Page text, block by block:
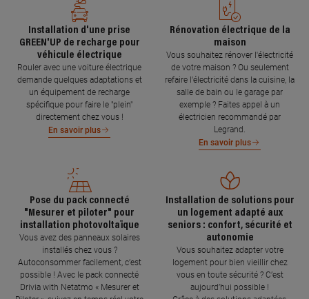
Installation d'une prise
GREEN'UP de recharge pour
véhicule électrique
Rouler avec une voiture électrique
demande quelques adaptations et
un équipement de recharge
spécifique pour faire le "plein"
directement chez vous !
En savoir plus
Rénovation électrique de la
maison
Vous souhaitez rénover l'électricité
de votre maison ? Ou seulement
refaire l'électricité dans la cuisine, la
salle de bain ou le garage par
exemple ? Faites appel à un
électricien recommandé par
Legrand.
En savoir plus
Pose du pack connecté
"Mesurer et piloter" pour
installation photovoltaïque
Vous avez des panneaux solaires
installés chez vous ?
Autoconsommer facilement, c’est
possible ! Avec le pack connecté
Drivia with Netatmo « Mesurer et
Installation de solutions pour
un logement adapté aux
seniors : confort, sécurité et
autonomie
Vous souhaitez adapter votre
logement pour bien vieillir chez
vous en toute sécurité ? C’est
aujourd’hui possible !